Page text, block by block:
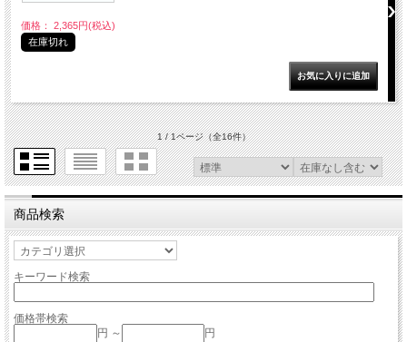
価格： 2,365円(税込)
在庫切れ
1 / 1ページ（全16件）
商品検索
キーワード検索
価格帯検索
円 ～
円